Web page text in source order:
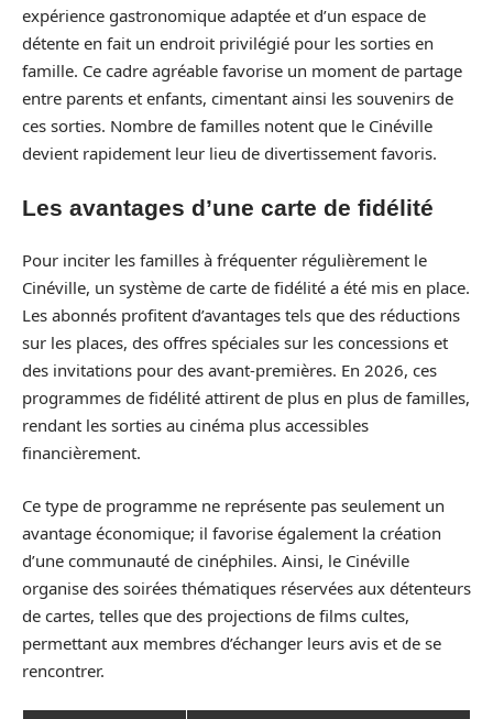
expérience gastronomique adaptée et d’un espace de
détente en fait un endroit privilégié pour les sorties en
famille. Ce cadre agréable favorise un moment de partage
entre parents et enfants, cimentant ainsi les souvenirs de
ces sorties. Nombre de familles notent que le Cinéville
devient rapidement leur lieu de divertissement favoris.
Les avantages d’une carte de fidélité
Pour inciter les familles à fréquenter régulièrement le
Cinéville, un système de carte de fidélité a été mis en place.
Les abonnés profitent d’avantages tels que des réductions
sur les places, des offres spéciales sur les concessions et
des invitations pour des avant-premières. En 2026, ces
programmes de fidélité attirent de plus en plus de familles,
rendant les sorties au cinéma plus accessibles
financièrement.
Ce type de programme ne représente pas seulement un
avantage économique; il favorise également la création
d’une communauté de cinéphiles. Ainsi, le Cinéville
organise des soirées thématiques réservées aux détenteurs
de cartes, telles que des projections de films cultes,
permettant aux membres d’échanger leurs avis et de se
rencontrer.